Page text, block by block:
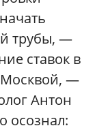
трубы, —
ставок в
—
Антон
осознал: